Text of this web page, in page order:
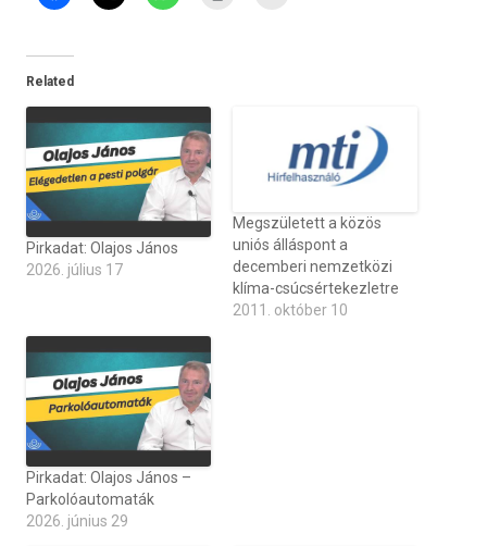
Related
Pirkadat: Olajos János
2026. július 17
Megszületett a közös
uniós álláspont a
decemberi nemzetközi
klíma-csúcsértekezletre
2011. október 10
Pirkadat: Olajos János –
Parkolóautomaták
2026. június 29